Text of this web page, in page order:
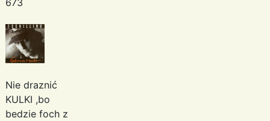
Nie draznić
KULKI ,bo
bedzie foch z